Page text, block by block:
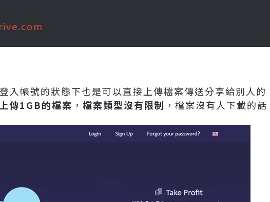
帳號的狀態下也是可以直接上傳檔案傳送分享給別人的
傳1GB的檔案 ， 檔案類型沒有限制 ，檔案沒有人下載的